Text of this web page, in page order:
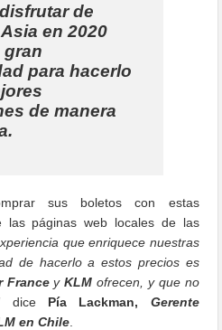
de
en 2020
gran
para hacerlo
de manera
sus boletos con estas
las páginas web locales de las
que enriquece nuestras
de hacerlo a estos precios es
FranceyKLM ofrecen, y que no
dice Pía Lackman,
Gerente
en Chile